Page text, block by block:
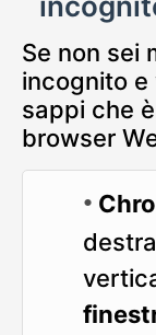
Se non sei
incognito e
sappi che
browser